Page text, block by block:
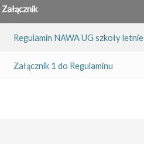
Załącznik
Regulamin NAWA UG szkoły letnie
Załącznik 1 do Regulaminu